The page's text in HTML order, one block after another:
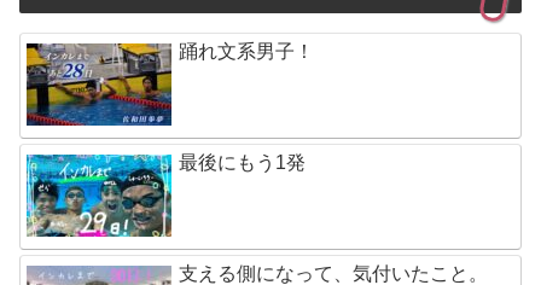
踊れ文系男子！
最後にもう1発
支える側になって、気付いたこと。